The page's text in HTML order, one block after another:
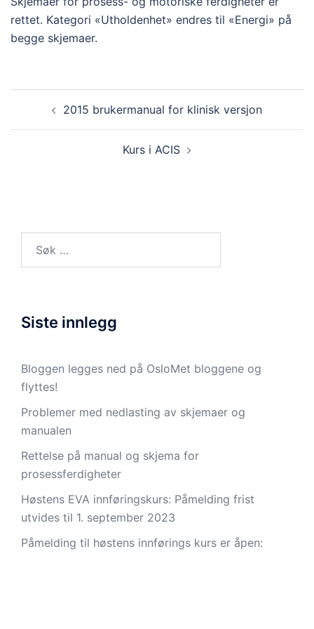
rettet. Kategori «Utholdenhet» endres til «Energi» på
begge skjemaer.
2015 brukermanual for klinisk versjon
Kurs i ACIS
Siste innlegg
Bloggen legges ned på OsloMet bloggene og
flyttes!
Problemer med nedlasting av skjemaer og
manualen
Rettelse på manual og skjema for
prosessferdigheter
Høstens EVA innføringskurs: Påmelding frist
utvides til 1. september 2023
Påmelding til høstens innførings kurs er åpen: